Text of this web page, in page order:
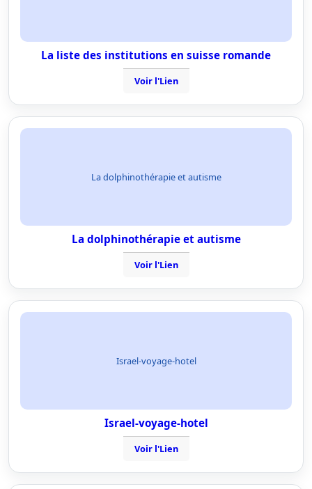
La liste des institutions en suisse romande
Voir l'Lien
La dolphinothérapie et autisme
La dolphinothérapie et autisme
Voir l'Lien
Israel-voyage-hotel
Israel-voyage-hotel
Voir l'Lien